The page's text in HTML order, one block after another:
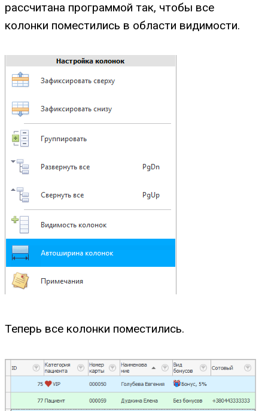
рассчитана программой так, чтобы все
колонки поместились в области видимости.
Теперь все колонки поместились.